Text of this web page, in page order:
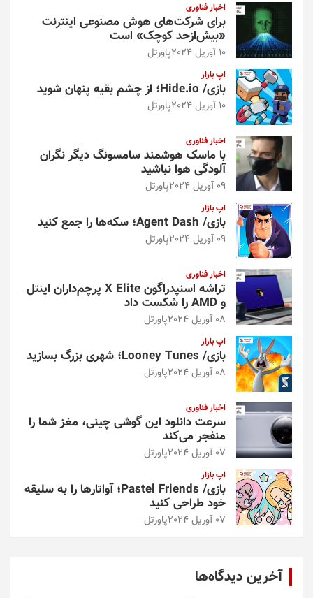
اخبار فناوری
برای شرکت‌های هوش مصنوعی اینترنت
«بیش‌از‌حد کوچک» است
10 آوریل 2024 پاورتل
اپ بازار
بازی/ Hide.io؛ از چشم بقیه پنهان شوید
10 آوریل 2024 پاورتل
اخبار فناوری
با ماسک هوشمند سامسونگ دیگر نگران
آلودگی هوا نباشید
09 آوریل 2024 پاورتل
اپ بازار
بازی/ Agent Dash؛ سکه‌ها را جمع کنید
09 آوریل 2024 پاورتل
اخبار فناوری
تراشه اسنپدراگون X Elite پرچم‌داران اینتل
و AMD را شکست داد
08 آوریل 2024 پاورتل
اپ بازار
بازی/ Looney Tunes؛ شهری بزرگ بسازید
08 آوریل 2024 پاورتل
اخبار فناوری
سرعت دانلود این گوشی چینی، مغز شما را
منفجر می‌کند
07 آوریل 2024 پاورتل
اپ بازار
بازی/ Pastel Friends؛ آواتارها را به سلیقه
خود طراحی کنید
07 آوریل 2024 پاورتل
آخرین دیدگاه‌ها